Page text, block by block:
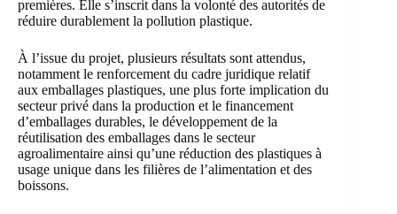
premières. Elle s’inscrit dans la volonté des autorités de
réduire durablement la pollution plastique.
À l’issue du projet, plusieurs résultats sont attendus,
notamment le renforcement du cadre juridique relatif
aux emballages plastiques, une plus forte implication du
secteur privé dans la production et le financement
d’emballages durables, le développement de la
réutilisation des emballages dans le secteur
agroalimentaire ainsi qu’une réduction des plastiques à
usage unique dans les filières de l’alimentation et des
boissons.